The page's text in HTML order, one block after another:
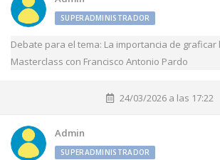
SUPERADMINISTRADOR
Debate para el tema: La importancia de graficar
Masterclass con Francisco Antonio Pardo
24/03/2026 a las 17:22
Admin
SUPERADMINISTRADOR